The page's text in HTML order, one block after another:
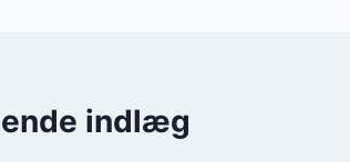
indlæg